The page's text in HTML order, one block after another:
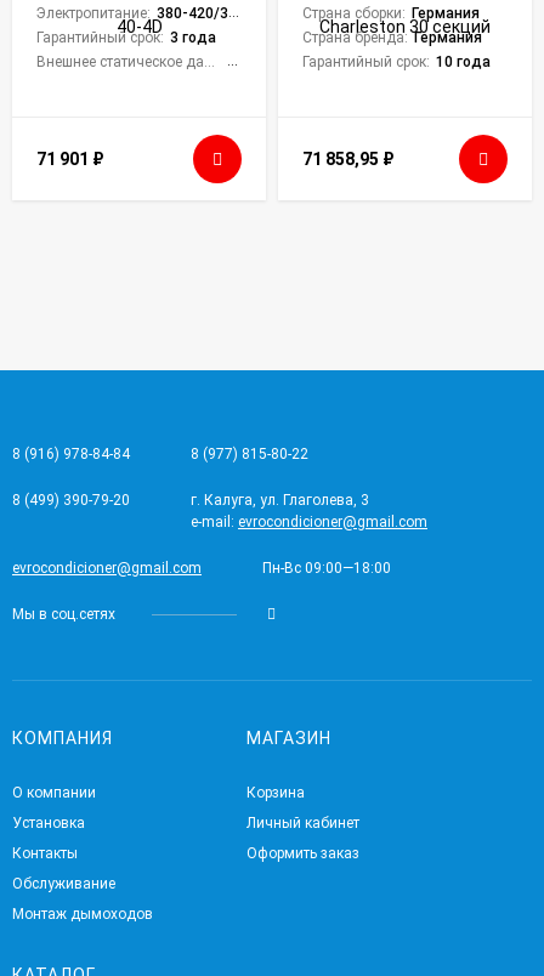
Электропитание: 380-420/3/50
Гарантийный срок: 3 года
Внешнее статическое давление, Па:
875
71 901 ₽
Страна сборки: Германия
Страна бренда: Германия
Гарантийный срок: 10 года
71 858,95 ₽
8 (916) 978-84-84 8 (977) 815-80-22
8 (499) 390-79-20
г. Калуга, ул. Глаголева, 3
e-mail: evrocondicioner@gmail.com
evrocondicioner@gmail.com Пн-Вс 09:00—18:00
Мы в соц.сетях
КОМПАНИЯ
О компании
Установка
Контакты
Обслуживание
Монтаж дымоходов
МАГАЗИН
Корзина
Личный кабинет
Оформить заказ